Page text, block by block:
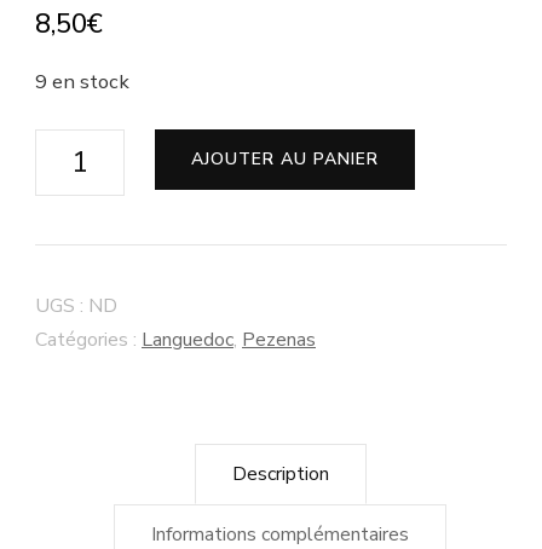
8,50€
9 en stock
quantité
"La
Villa"
AJOUTER AU PANIER
UGS : ND
Catégories : Languedoc, Pezenas
Description
Informations complémentaires